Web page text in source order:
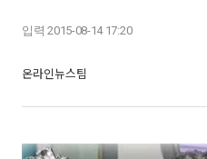
입력 2015-08-14 17:20
온라인뉴스팀